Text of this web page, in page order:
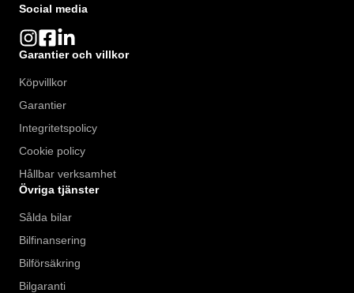
Social media
Garantier och villkor
Köpvillkor
Garantier
Integritetspolicy
Cookie policy
Hållbar verksamhet
Övriga tjänster
Sålda bilar
Bilfinansering
Bilförsäkring
Bilgaranti